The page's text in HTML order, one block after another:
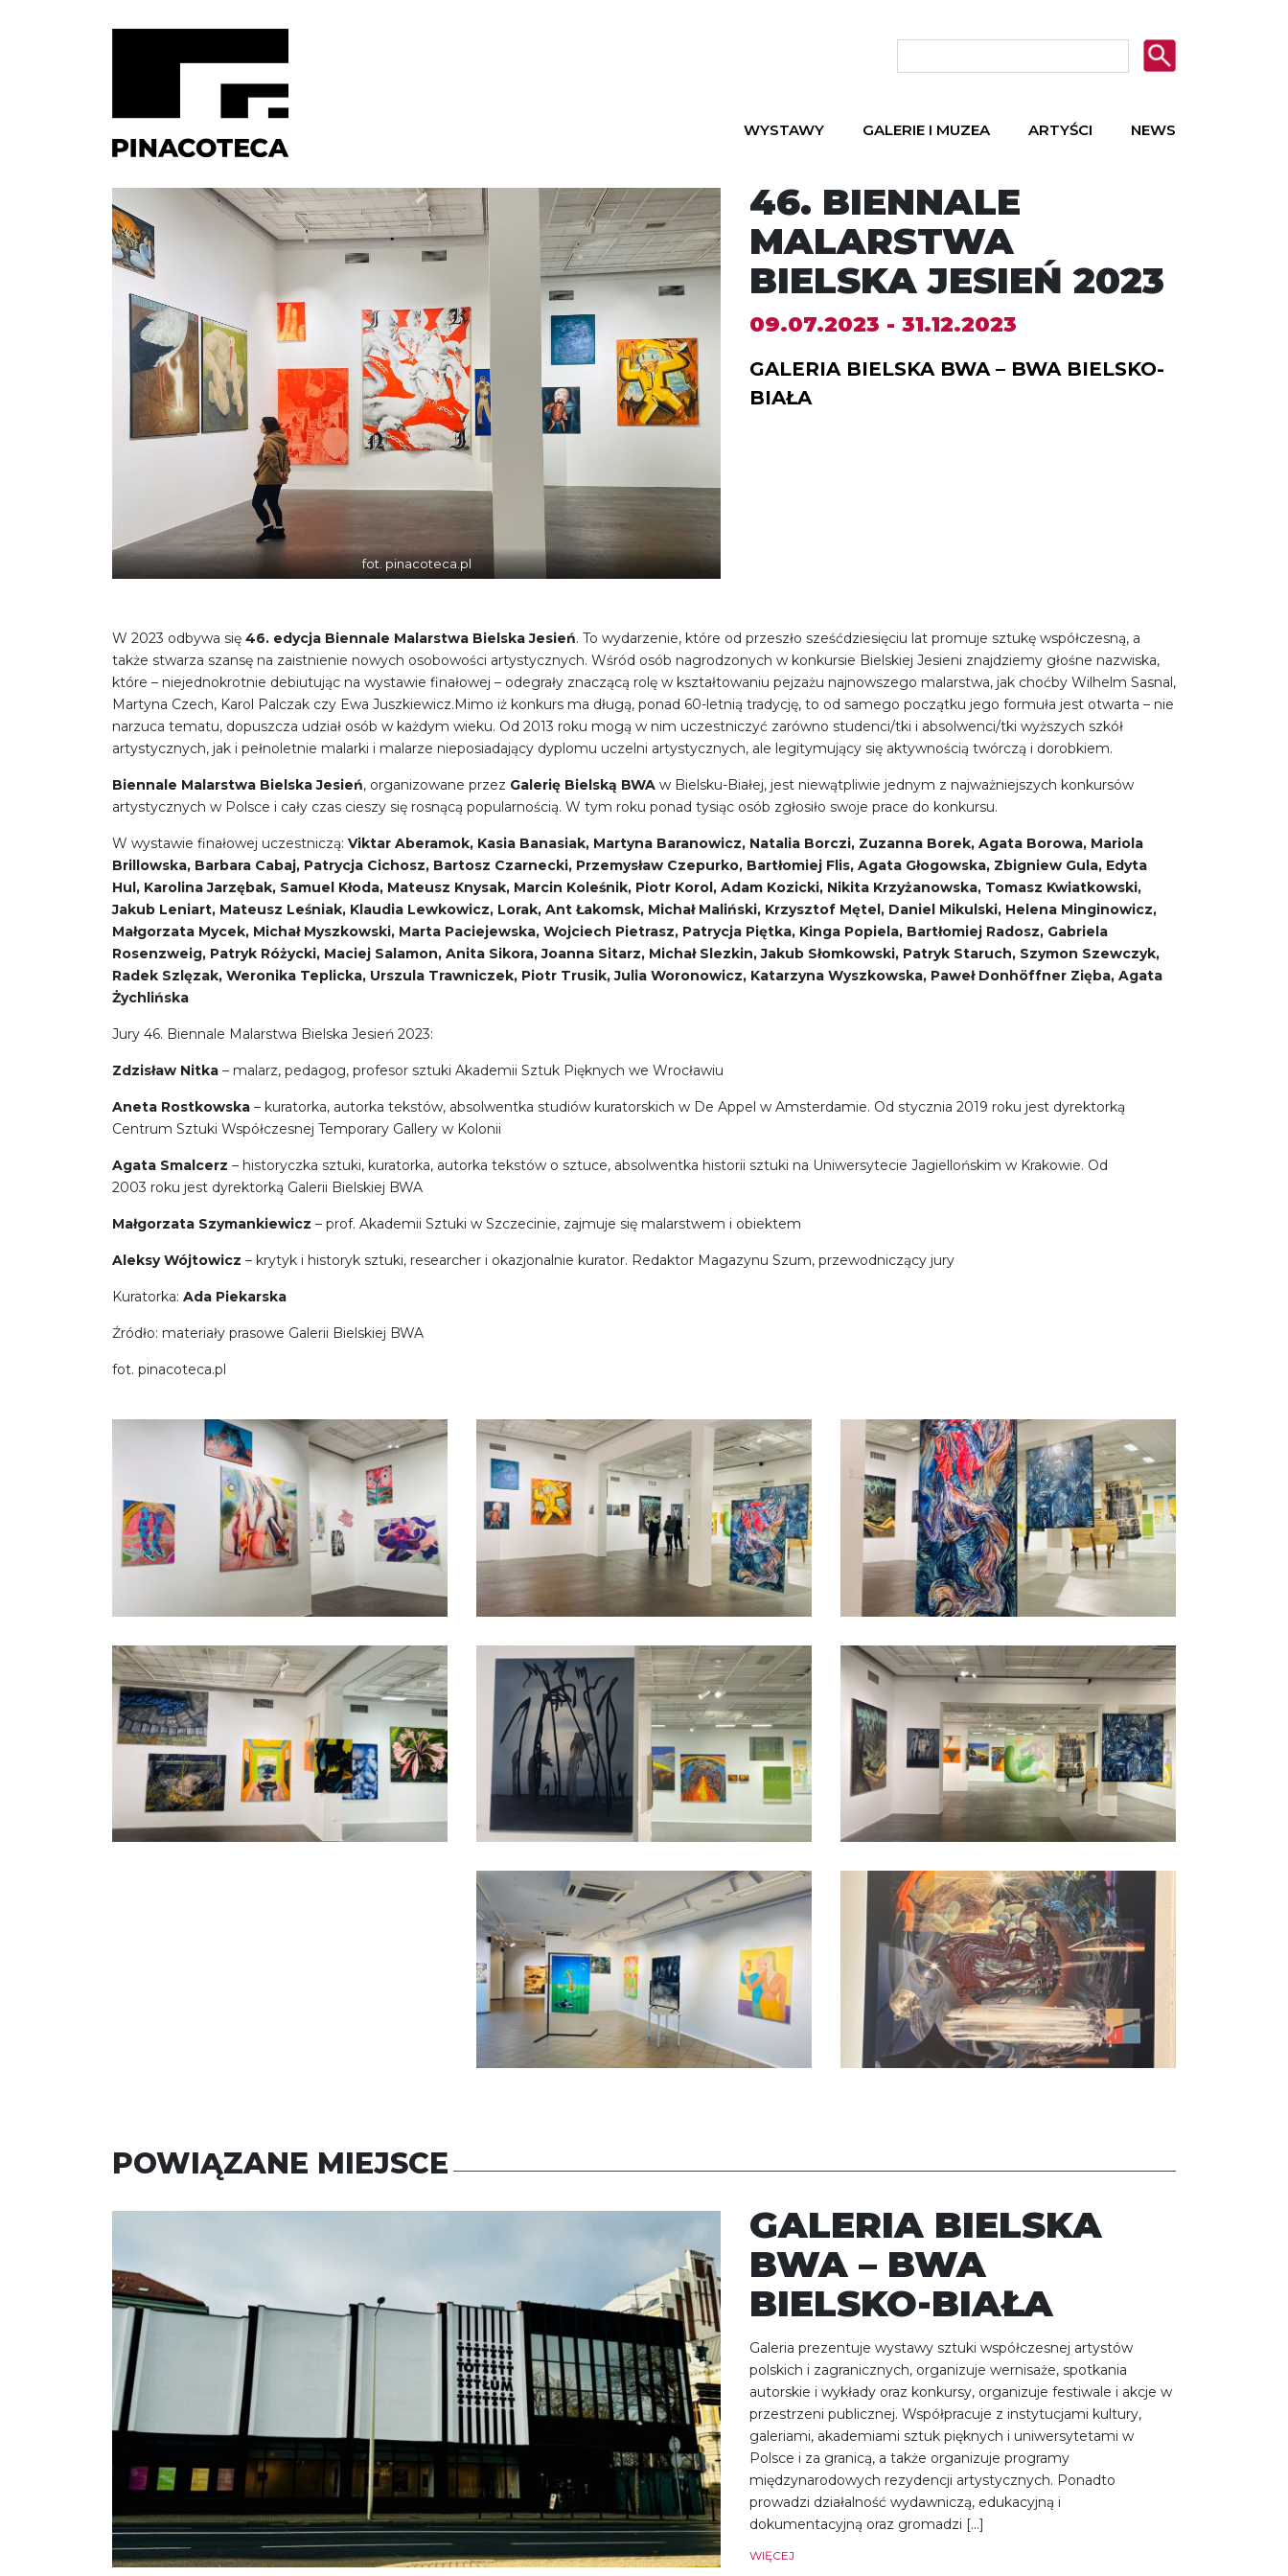
WYSTAWY GALERIE I MUZEA ARTYŚCI NEWS
fot. pinacoteca.pl
46. BIENNALE
MALARSTWA
BIELSKA JESIEŃ 2023
09.07.2023 - 31.12.2023
GALERIA BIELSKA BWA – BWA BIELSKO-
BIAŁA
W 2023 odbywa się 46. edycja Biennale Malarstwa Bielska Jesień. To wydarzenie, które od przeszło sześćdziesięciu lat promuje sztukę współczesną, a
także stwarza szansę na zaistnienie nowych osobowości artystycznych. Wśród osób nagrodzonych w konkursie Bielskiej Jesieni znajdziemy głośne nazwiska,
które – niejednokrotnie debiutując na wystawie finałowej – odegrały znaczącą rolę w kształtowaniu pejzażu najnowszego malarstwa, jak choćby Wilhelm Sasnal,
Martyna Czech, Karol Palczak czy Ewa Juszkiewicz.Mimo iż konkurs ma długą, ponad 60-letnią tradycję, to od samego początku jego formuła jest otwarta – nie
narzuca tematu, dopuszcza udział osób w każdym wieku. Od 2013 roku mogą w nim uczestniczyć zarówno studenci/tki i absolwenci/tki wyższych szkół
artystycznych, jak i pełnoletnie malarki i malarze nieposiadający dyplomu uczelni artystycznych, ale legitymujący się aktywnością twórczą i dorobkiem.
Biennale Malarstwa Bielska Jesień, organizowane przez Galerię Bielską BWA w Bielsku-Białej, jest niewątpliwie jednym z najważniejszych konkursów
artystycznych w Polsce i cały czas cieszy się rosnącą popularnością. W tym roku ponad tysiąc osób zgłosiło swoje prace do konkursu.
W wystawie finałowej uczestniczą: Viktar Aberamok, Kasia Banasiak, Martyna Baranowicz, Natalia Borczi, Zuzanna Borek, Agata Borowa, Mariola
Brillowska, Barbara Cabaj, Patrycja Cichosz, Bartosz Czarnecki, Przemysław Czepurko, Bartłomiej Flis, Agata Głogowska, Zbigniew Gula, Edyta
Hul, Karolina Jarzębak, Samuel Kłoda, Mateusz Knysak, Marcin Koleśnik, Piotr Korol, Adam Kozicki, Nikita Krzyżanowska, Tomasz Kwiatkowski,
Jakub Leniart, Mateusz Leśniak, Klaudia Lewkowicz, Lorak, Ant Łakomsk, Michał Maliński, Krzysztof Mętel, Daniel Mikulski, Helena Minginowicz,
Małgorzata Mycek, Michał Myszkowski, Marta Paciejewska, Wojciech Pietrasz, Patrycja Piętka, Kinga Popiela, Bartłomiej Radosz, Gabriela
Rosenzweig, Patryk Różycki, Maciej Salamon, Anita Sikora, Joanna Sitarz, Michał Slezkin, Jakub Słomkowski, Patryk Staruch, Szymon Szewczyk,
Radek Szlęzak, Weronika Teplicka, Urszula Trawniczek, Piotr Trusik, Julia Woronowicz, Katarzyna Wyszkowska, Paweł Donhöffner Zięba, Agata
Żychlińska
Jury 46. Biennale Malarstwa Bielska Jesień 2023:
Zdzisław Nitka – malarz, pedagog, profesor sztuki Akademii Sztuk Pięknych we Wrocławiu
Aneta Rostkowska – kuratorka, autorka tekstów, absolwentka studiów kuratorskich w De Appel w Amsterdamie. Od stycznia 2019 roku jest dyrektorką
Centrum Sztuki Współczesnej Temporary Gallery w Kolonii
Agata Smalcerz – historyczka sztuki, kuratorka, autorka tekstów o sztuce, absolwentka historii sztuki na Uniwersytecie Jagiellońskim w Krakowie. Od
2003 roku jest dyrektorką Galerii Bielskiej BWA
Małgorzata Szymankiewicz – prof. Akademii Sztuki w Szczecinie, zajmuje się malarstwem i obiektem
Aleksy Wójtowicz – krytyk i historyk sztuki, researcher i okazjonalnie kurator. Redaktor Magazynu Szum, przewodniczący jury
Kuratorka: Ada Piekarska
Źródło: materiały prasowe Galerii Bielskiej BWA
fot. pinacoteca.pl
POWIĄZANE MIEJSCE
GALERIA BIELSKA
BWA – BWA
BIELSKO-BIAŁA
Galeria prezentuje wystawy sztuki współczesnej artystów
polskich i zagranicznych, organizuje wernisaże, spotkania
autorskie i wykłady oraz konkursy, organizuje festiwale i akcje w
przestrzeni publicznej. Współpracuje z instytucjami kultury,
galeriami, akademiami sztuk pięknych i uniwersytetami w
Polsce i za granicą, a także organizuje programy
międzynarodowych rezydencji artystycznych. Ponadto
prowadzi działalność wydawniczą, edukacyjną i
dokumentacyjną oraz gromadzi […]
WIĘCEJ